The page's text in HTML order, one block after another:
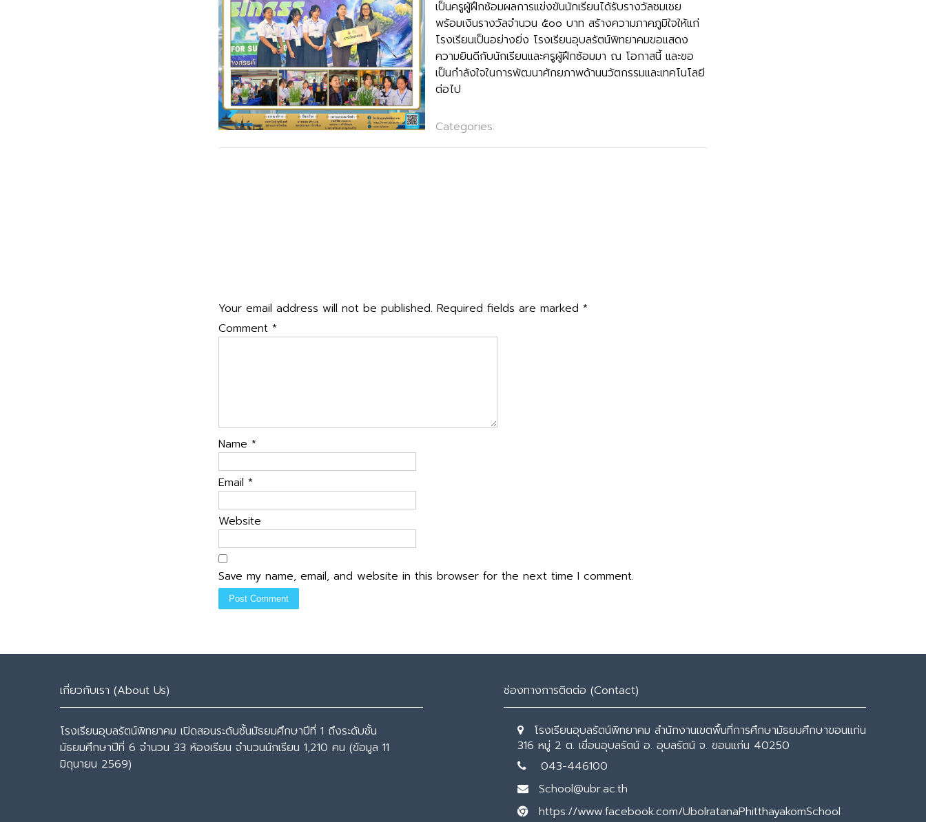
เป็นครูผู้ฝึกซ้อมผลการแข่งขันนักเรียนได้รับรางวัลชมเชย
พร้อมเงินรางวัลจำนวน ๕๐๐ บาท สร้างความภาคภูมิใจให้แก่
โรงเรียนเป็นอย่างยิ่ง โรงเรียนอุบลรัตน์พิทยาคมขอแสดง
ความยินดีกับนักเรียนและครูผู้ฝึกซ้อมมา ณ โอกาสนี้ และขอ
เป็นกำลังใจในการพัฒนาศักยภาพด้านนวัตกรรมและเทคโนโลยี
ต่อไป
Categories:
Your email address will not be published. Required fields are marked *
Comment *
Name *
Email *
Website
Save my name, email, and website in this browser for the next time I comment.
เกี่ยวกับเรา (About Us)
โรงเรียนอุบลรัตน์พิทยาคม เปิดสอนระดับชั้นมัธยมศึกษาปีที่ 1 ถึงระดับชั้น
มัธยมศึกษาปีที่ 6 จำนวน 33 ห้องเรียน จำนวนนักเรียน 1,210 คน (ข้อมูล 11
มิถุนายน 2569)
ช่องทางการติดต่อ (Contact)
โรงเรียนอุบลรัตน์พิทยาคม สำนักงานเขตพื้นที่การศึกษามัธยมศึกษาขอนแก่น
316 หมู่ 2 ต. เขื่อนอุบลรัตน์ อ. อุบลรัตน์ จ. ขอนแก่น 40250
043-446100
School@ubr.ac.th
https://www.facebook.com/UbolratanaPhitthayakomSchool